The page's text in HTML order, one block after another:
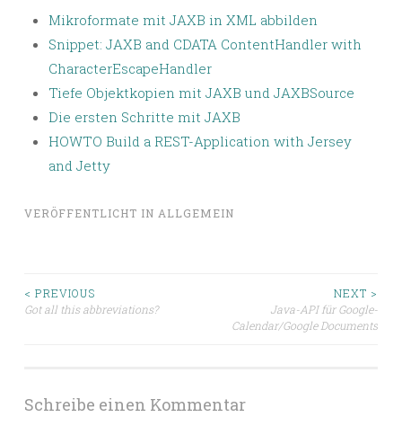
Mikroformate mit JAXB in XML abbilden
Snippet: JAXB and CDATA ContentHandler with
CharacterEscapeHandler
Tiefe Objektkopien mit JAXB und JAXBSource
Die ersten Schritte mit JAXB
HOWTO Build a REST-Application with Jersey
and Jetty
VERÖFFENTLICHT IN ALLGEMEIN
Beitragsnavigation
< PREVIOUS
Got all this abbreviations?
NEXT >
Java-API für Google-
Calendar/Google Documents
Schreibe einen Kommentar